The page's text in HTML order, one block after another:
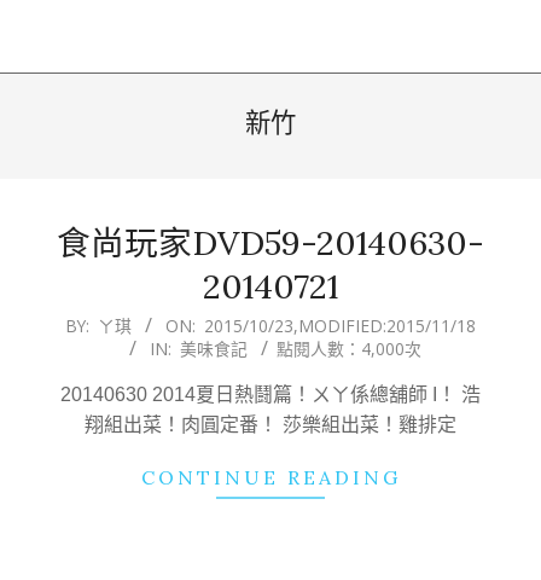
新竹
食尚玩家DVD59-20140630-
20140721
2015-
23
BY: ㄚ琪 ON: 2015/10/23,MODIFIED:2015/11/18
IN: 美味食記 點閱人數：4,000次
20140630 2014夏日熱鬪篇！ㄨㄚ係總舖師 I！ 浩
翔組出菜！肉圓定番！ 莎樂組出菜！雞排定
CONTINUE READING